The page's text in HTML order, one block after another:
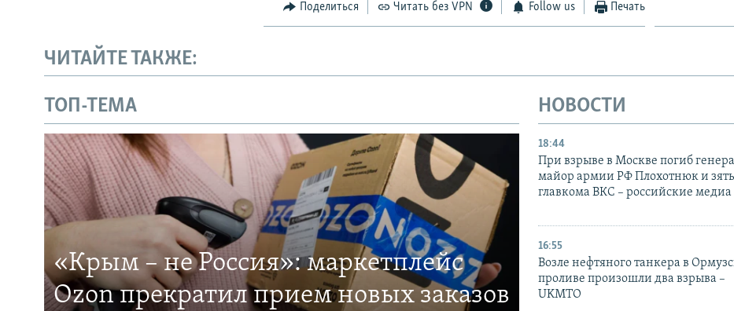
Поделиться Читать без VPN Follow us Печать
ЧИТАЙТЕ ТАКЖЕ:
ТОП-ТЕМА
«Крым – не Россия»: маркетплейс
Ozon прекратил прием новых заказов
НОВОСТИ
18:44
При взрыве в Москве погиб
майор армии РФ Плохотнюк и зять
главкома ВКС – российские медиа
16:55
Возле нефтяного танкера в
проливе произошли два взрыва –
UKMTO